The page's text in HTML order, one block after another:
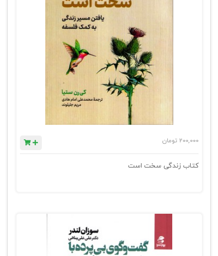
200,000 تومان
کتاب زندگی سخت است